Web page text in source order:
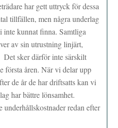
har gett uttryck för dessa
tillfällen, men några underlag
inte kunnat finna. Samtliga
av sin utrustning linjärt,
Det sker därför inte särskilt
första åren. När vi delar upp
de år de har driftsatts kan vi
har bättre lönsamhet.
underhållskostnader redan efter